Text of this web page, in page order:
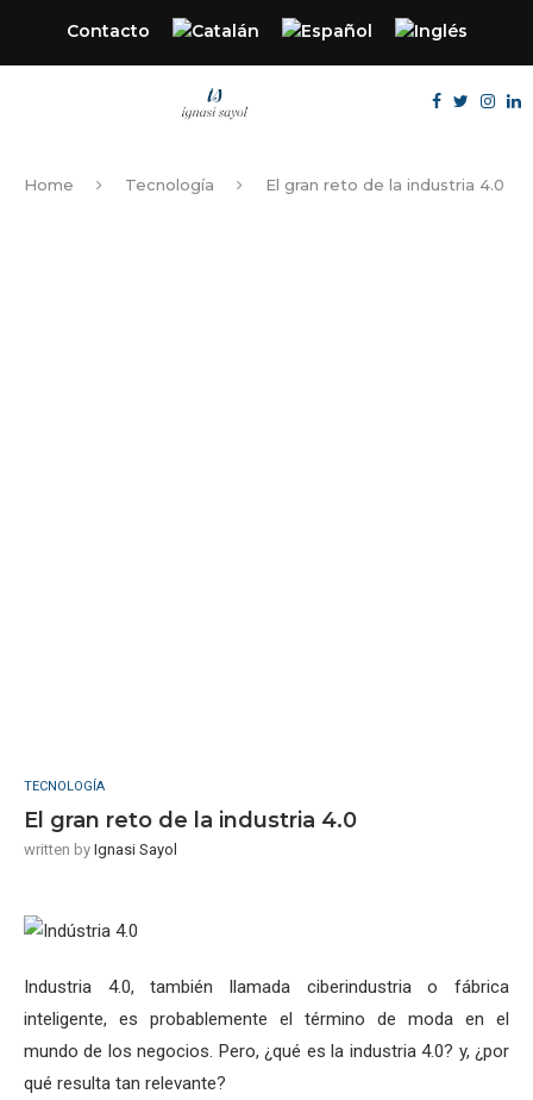
Contacto
Home Tecnología El gran reto de la industria 4.0
TECNOLOGÍA
El gran reto de la industria 4.0
written by Ignasi Sayol
Industria 4.0, también llamada ciberindustria o fábrica
inteligente, es probablemente el término de moda en el
mundo de los negocios. Pero, ¿qué es la industria 4.0? y, ¿por
qué resulta tan relevante?